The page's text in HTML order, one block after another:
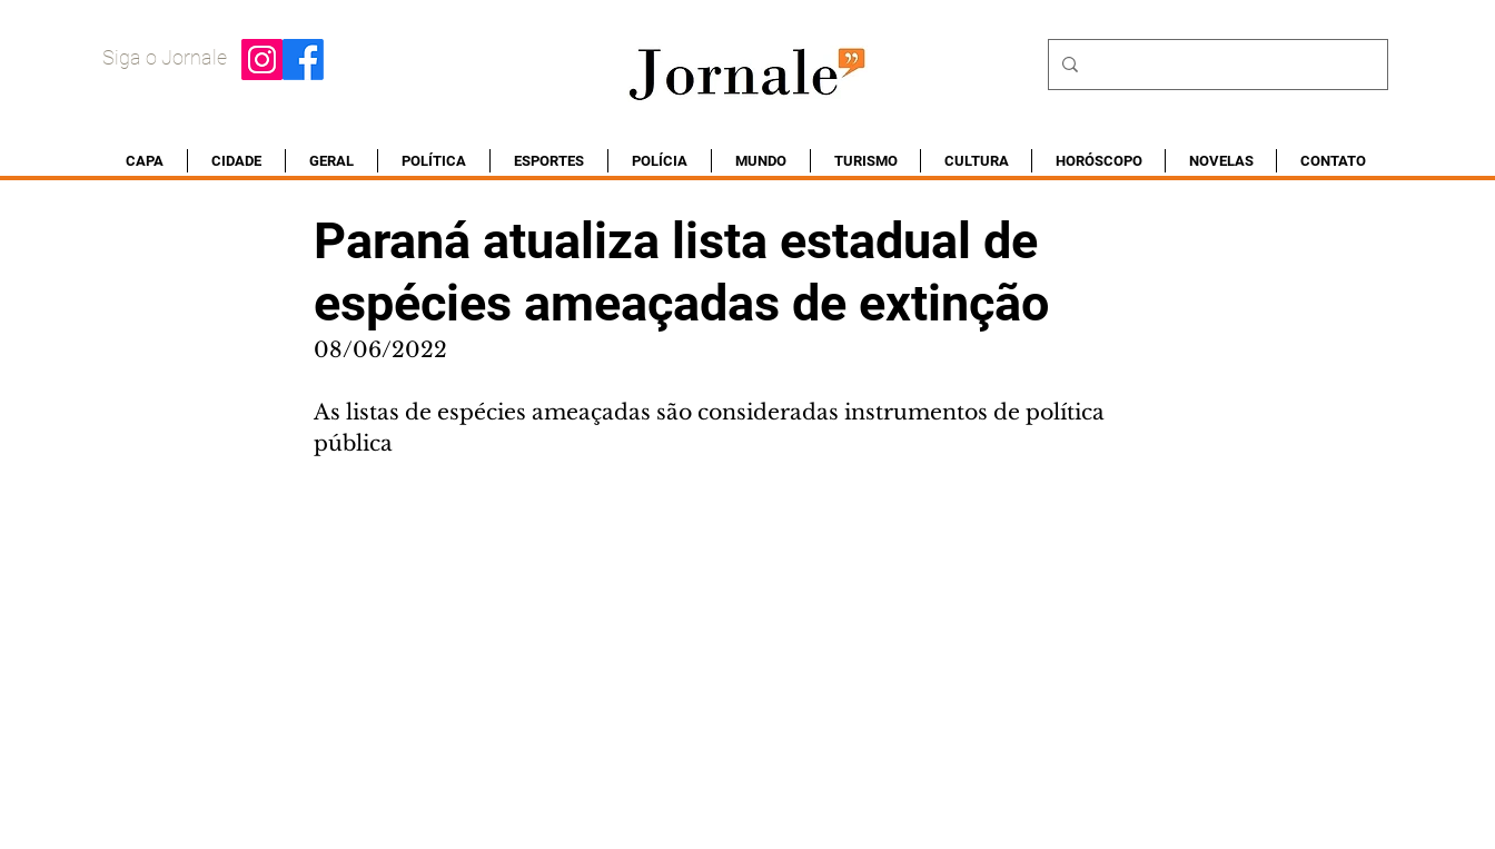
Siga o Jornale
CAPA CIDADE GERAL POLÍTICA ESPORTES POLÍCIA MUNDO TURISMO CULTURA HORÓSCOPO NOVELAS CONTATO
Paraná atualiza lista estadual de
espécies ameaçadas de extinção
08/06/2022
As listas de espécies ameaçadas são consideradas instrumentos de política
pública